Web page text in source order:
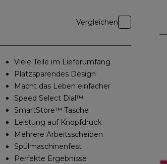
Vergleichen
Viele Teile im Lieferumfang
Platzsparendes Design
Macht das Leben einfacher
Speed Select Dial™
SmartStore™ Tasche
Leistung auf Knopfdruck
Mehrere Arbeitsscheiben
Spülmaschinenfest
Perfekte Ergebnisse